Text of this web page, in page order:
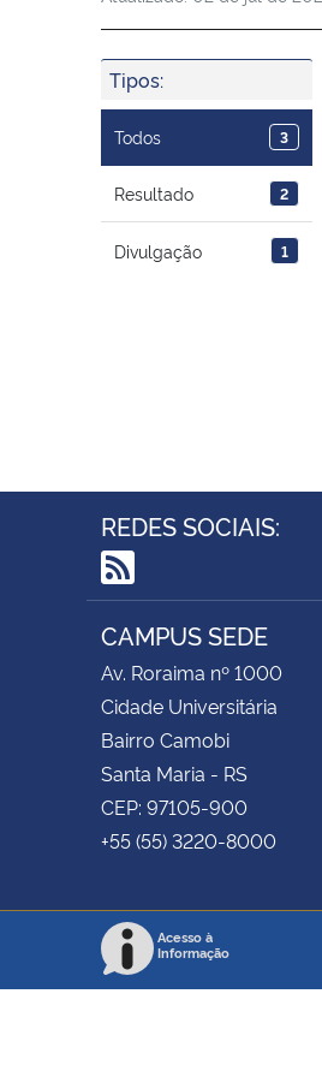
Tipos:
Todos 3
Resultado 2
Divulgação 1
REDES SOCIAIS:
RSS
CAMPUS SEDE
Av. Roraima nº 1000
Cidade Universitária
Bairro Camobi
Santa Maria - RS
CEP: 97105-900
+55 (55) 3220-8000
Acesso à
Informação